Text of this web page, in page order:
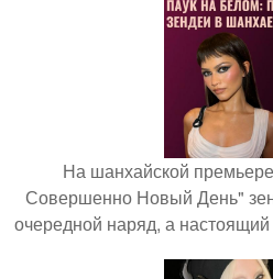
На шанхайской
Совершенно Новый День"
очередной наряд, а